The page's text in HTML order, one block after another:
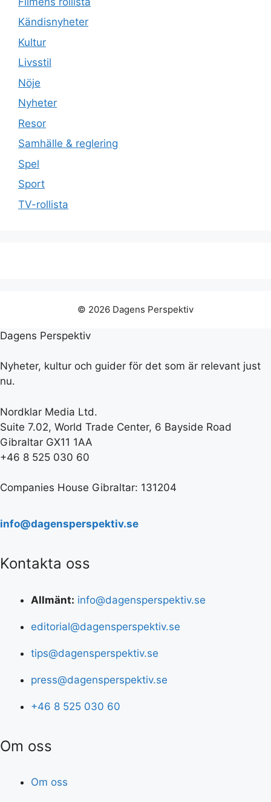
Kändisnyheter
Kultur
Livsstil
Nöje
Nyheter
Resor
Samhälle & reglering
Spel
Sport
TV-rollista
© 2026 Dagens Perspektiv
Dagens Perspektiv
Nyheter, kultur och guider för det som är relevant just
nu.
Nordklar Media Ltd.
Suite 7.02, World Trade Center, 6 Bayside Road
Gibraltar GX11 1AA
+46 8 525 030 60
Companies House Gibraltar: 131204
info@dagensperspektiv.se
Kontakta oss
Allmänt: info@dagensperspektiv.se
editorial@dagensperspektiv.se
tips@dagensperspektiv.se
press@dagensperspektiv.se
+46 8 525 030 60
Om oss
Om oss